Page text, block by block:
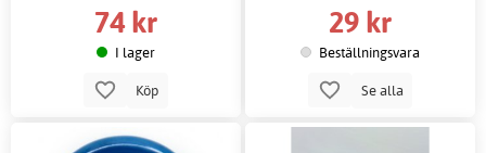
74 kr
I lager
Köp
29 kr
Beställningsvara
Se alla